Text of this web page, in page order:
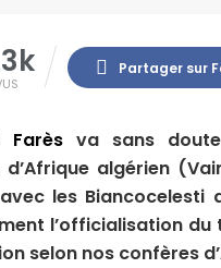
Partager sur
Farèsva sans doute
d’Afrique algérien
les
l’officialisation
selon nos confères